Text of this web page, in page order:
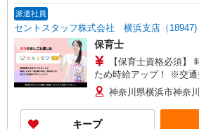
派遣社員
セントスタッフ株式会社 横浜支店（18947)
保育士
【保育士資格必須】
ため時給アップ！ ※交通費全額別途支給 ※試用期
間なし ※雇用期間の定めあり ※給与幅は
力による
神奈川県横浜市神奈
キープ